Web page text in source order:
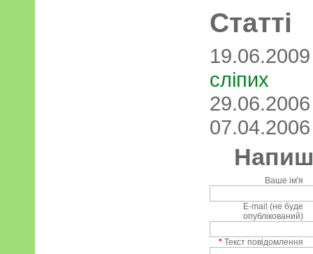
Статті
сліпих
Ваше ім'я
E-mail (не буде
опублікований)
* Текст повідомлення